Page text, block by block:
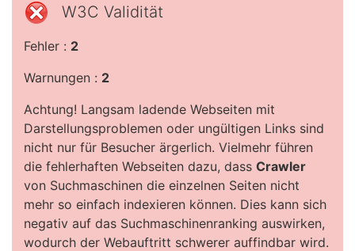
W3C Validität
Fehler : 2
Warnungen : 2
Achtung! Langsam ladende Webseiten mit
Darstellungsproblemen oder ungültigen Links sind
nicht nur für Besucher ärgerlich. Vielmehr führen
die fehlerhaften Webseiten dazu, dass Crawler
von Suchmaschinen die einzelnen Seiten nicht
mehr so einfach indexieren können. Dies kann sich
negativ auf das Suchmaschinenranking auswirken,
wodurch der Webauftritt schwerer auffindbar wird.